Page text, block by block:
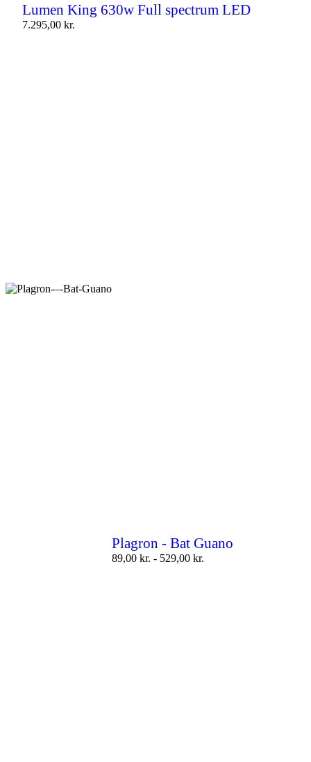
Lumen King 630w Full spectrum LED
7.295,00 kr.
Plagron - Bat Guano
89,00 kr. - 529,00 kr.